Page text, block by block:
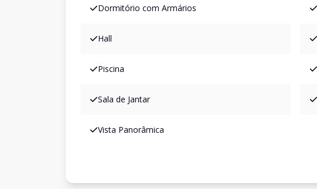
Dormitório com Armários
Hall
Piscina
Sala de Jantar
Vista Panorâmica